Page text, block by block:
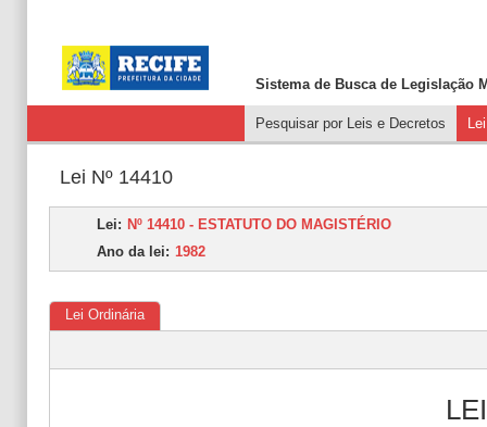
Sistema de Busca de Legislação
Pesquisar por Leis e Decretos
Lei Nº 14410
Lei: Nº 14410 - ESTATUTO DO MAGISTÉRIO
Ano da lei: 1982
Lei Ordinária